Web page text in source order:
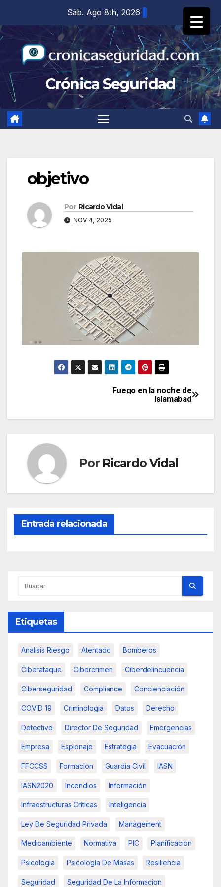
contenido
Sáb. Ago 8th, 2026
Crónica Seguridad
objetivo
Por Ricardo Vidal
NOV 4, 2025
de
Fuego en la noche de
Islamabad
Por Ricardo Vidal
Entrada relacionada
Etiquetas
Analisis Riesgo Atentado Bomberos
Ciberataque Cibercrimen Ciberdelincuencia
Ciberseguridad Compliance Concienciación
COVID 19 Criminologia Datos Derecho
Detective Director De Seguridad Emergencias
Empresa Espionaje Estrategia Evacuación
FFCCSS Formacion Guardia Civil IASN
IASN2020 Incendios Información
Infraestructuras Críticas Inteligencia
Ley De Seguridad Privada Management
Medioambiente Normativa PIC Planificacion
Psicologia Psicología De Masas Resiliencia
Seguridad Seguridad De La Informacion